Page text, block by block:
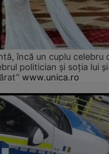
încă un cuplu celebru
politician și soția lui
www.unica.ro